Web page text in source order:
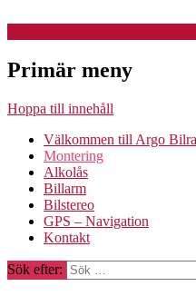
Argo Bilradio
Primär meny
Hoppa till innehåll
Välkommen till Argo
Montering
Alkolås
Billarm
Bilstereo
GPS – Navigation
Kontakt
Sök efter: